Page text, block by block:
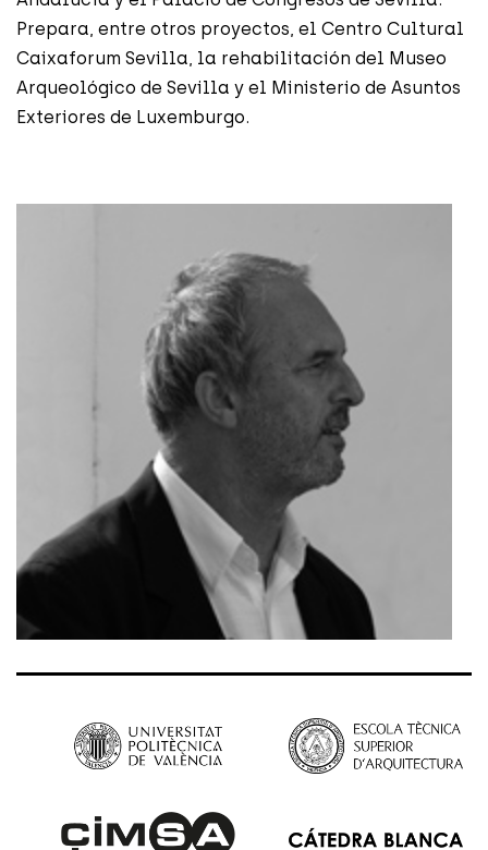
Prepara, entre otros proyectos, el Centro Cultural
Caixaforum Sevilla, la rehabilitación del Museo
Arqueológico de Sevilla y el Ministerio de Asuntos
Exteriores de Luxemburgo.